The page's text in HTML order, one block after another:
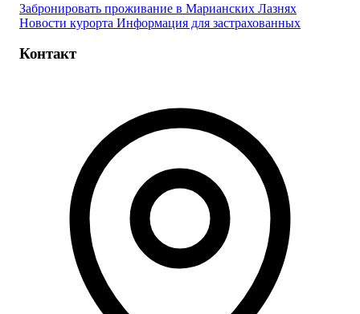
Забронировать проживание в Марианских Лазнях
Новости курорта Информация для застрахованных
Контакт